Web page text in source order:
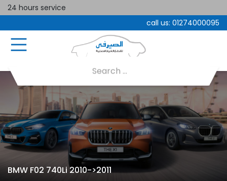
24 hours service
call us: 01274000095
BMW F02 740Li 2010->2011